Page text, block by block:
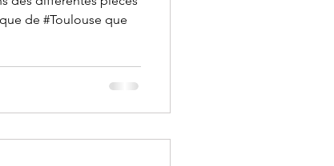
de #Toulouse que